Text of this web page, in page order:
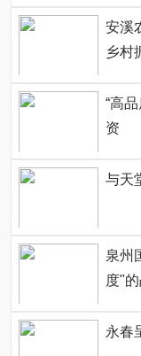
安溪
乡村
“高
资
与天
泉州
度"
永春